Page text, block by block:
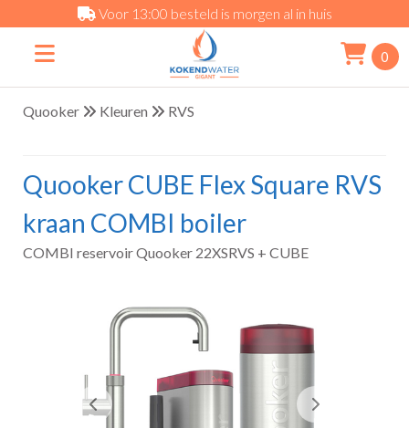
Voor 13:00 besteld is morgen al in huis
0
Quooker Kleuren RVS
Quooker CUBE Flex Square RVS
kraan COMBI boiler
COMBI reservoir Quooker 22XSRVS + CUBE